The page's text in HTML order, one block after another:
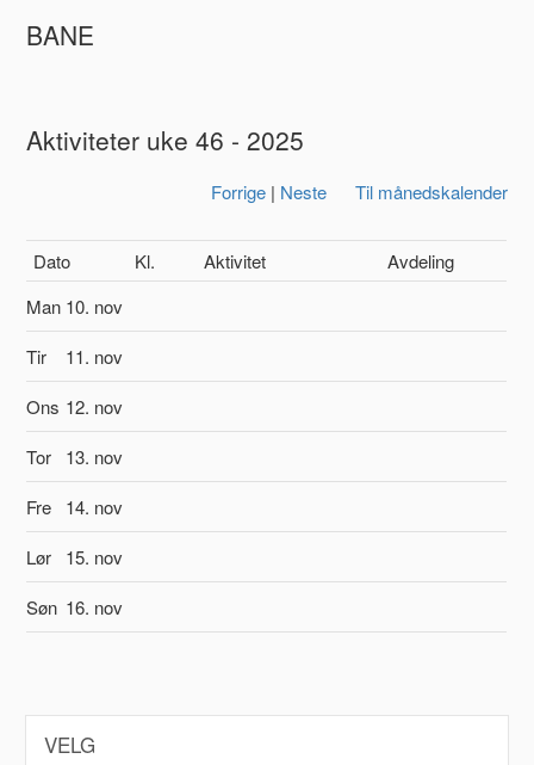
BANE
Aktiviteter uke 46 - 2025
Forrige| Neste Til månedskalender
Dato Kl. Aktivitet
Avdeling
Man 10. nov
Tir
11. nov
Ons 12. nov
Tor
13. nov
Fre
14. nov
Lør
15. nov
Søn 16. nov
VELG